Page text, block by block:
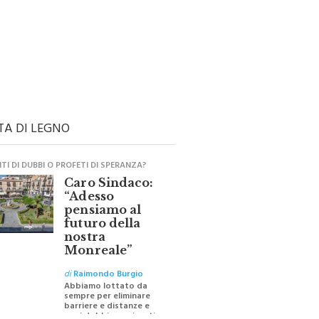
DI LEGNO
DI DUBBI O PROFETI DI SPERANZA?
Caro Sindaco:
“Adesso
pensiamo al
futuro della
nostra
Monreale”
diRaimondo Burgio
Abbiamo lottato da
sempre per eliminare
barriere e distanze e
oggi dobbiamo ripartire